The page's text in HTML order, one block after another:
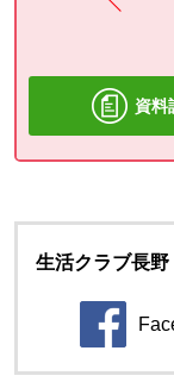
資料
生活クラブ長
別